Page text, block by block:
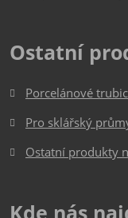
Ostatní
Porcelánové
Pro sklářský
Ostatní produkty
Kde nás